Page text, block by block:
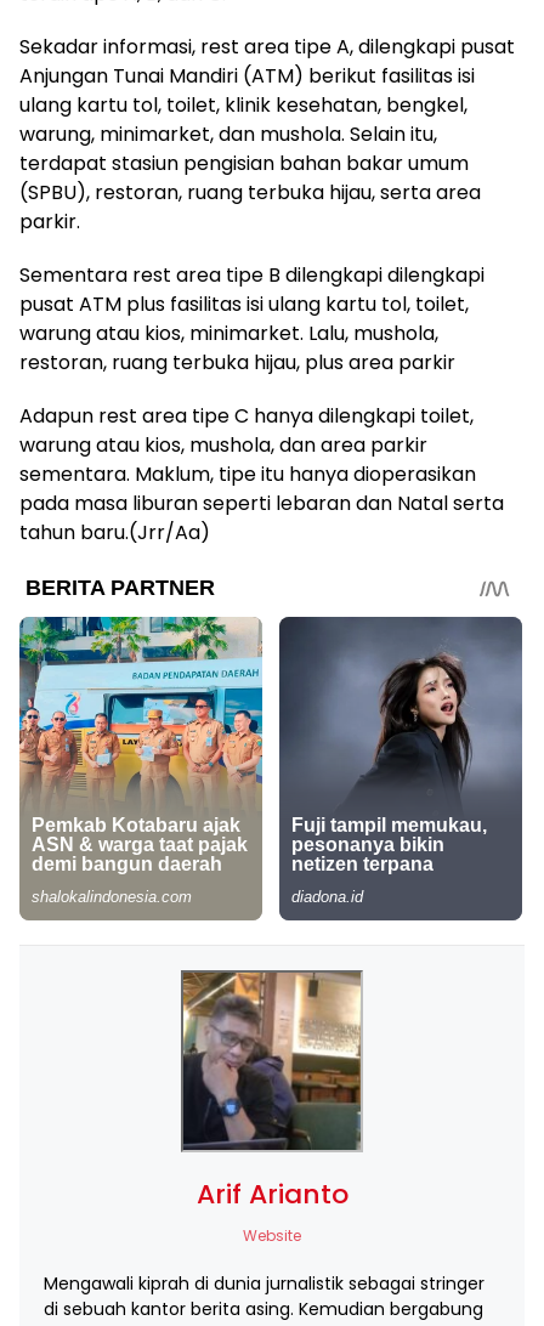
Sekadar informasi, rest area tipe A, dilengkapi pusat
Anjungan Tunai Mandiri (ATM) berikut fasilitas isi
ulang kartu tol, toilet, klinik kesehatan, bengkel,
warung, minimarket, dan mushola. Selain itu,
terdapat stasiun pengisian bahan bakar umum
(SPBU), restoran, ruang terbuka hijau, serta area
parkir.
Sementara rest area tipe B dilengkapi dilengkapi
pusat ATM plus fasilitas isi ulang kartu tol, toilet,
warung atau kios, minimarket. Lalu, mushola,
restoran, ruang terbuka hijau, plus area parkir
Adapun rest area tipe C hanya dilengkapi toilet,
warung atau kios, mushola, dan area parkir
sementara. Maklum, tipe itu hanya dioperasikan
pada masa liburan seperti lebaran dan Natal serta
tahun baru.(Jrr/Aa)
Arif Arianto
Website
Mengawali kiprah di dunia jurnalistik sebagai stringer
di sebuah kantor berita asing. Kemudian bergabung